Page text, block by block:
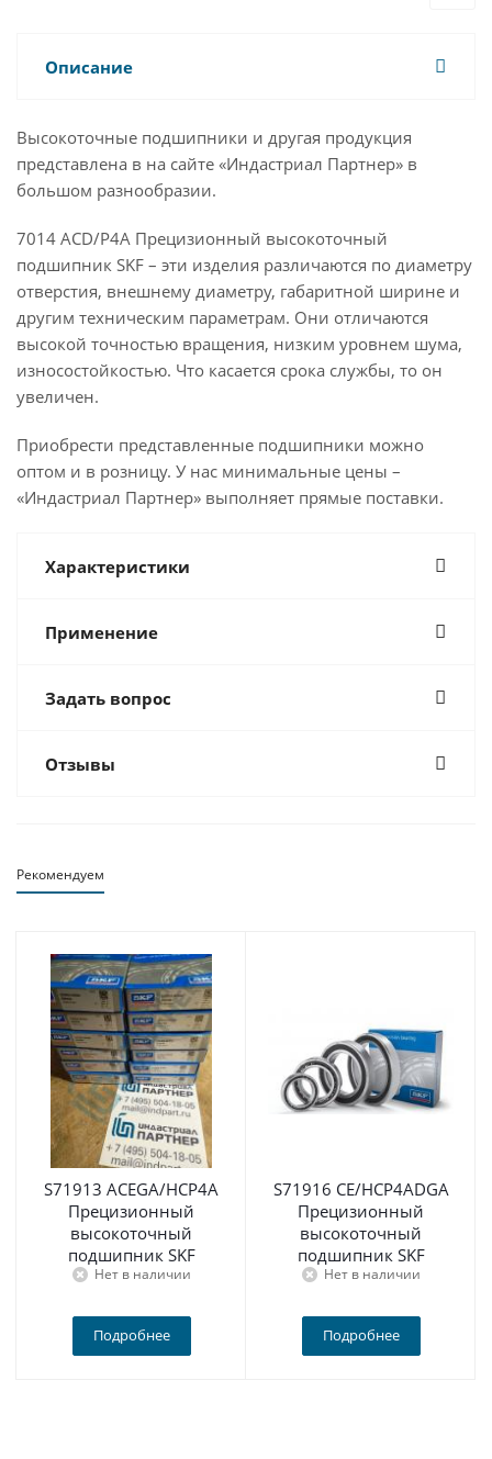
Описание
Высокоточные подшипники и другая продукция
представлена в на сайте «Индастриал Партнер» в
большом разнообразии.
7014 ACD/P4A Прецизионный высокоточный
подшипник SKF – эти изделия различаются по диаметру
отверстия, внешнему диаметру, габаритной ширине и
другим техническим параметрам. Они отличаются
высокой точностью вращения, низким уровнем шума,
износостойкостью. Что касается срока службы, то он
увеличен.
Приобрести представленные подшипники можно
оптом и в розницу. У нас минимальные цены –
«Индастриал Партнер» выполняет прямые поставки.
Характеристики
Применение
Задать вопрос
Отзывы
Рекомендуем
S71913 ACEGA/HCP4A
Прецизионный
высокоточный
подшипник SKF
Нет в наличии
Подробнее
S71916 CE/HCP4ADGA
Прецизионный
высокоточный
подшипник SKF
Нет в наличии
Подробнее